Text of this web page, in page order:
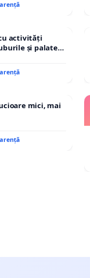
activități
și palatele
mici, mai